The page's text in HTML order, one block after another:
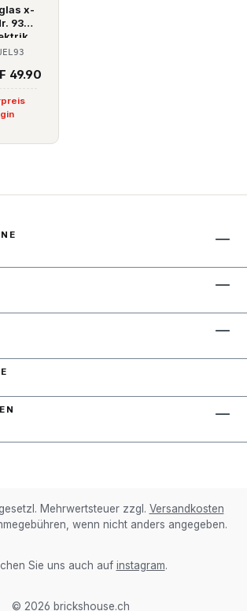
x-
93
49.90
Mehrwertsteuer zzgl. Versandkosten
wenn nicht anders angegeben.
Sie uns auch auf instagram.
© 2026 brickshouse.ch